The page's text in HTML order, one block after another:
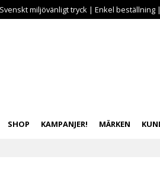
miljövänligt tryck | Enkel beställning
SHOP KAMPANJER! MÄRKEN